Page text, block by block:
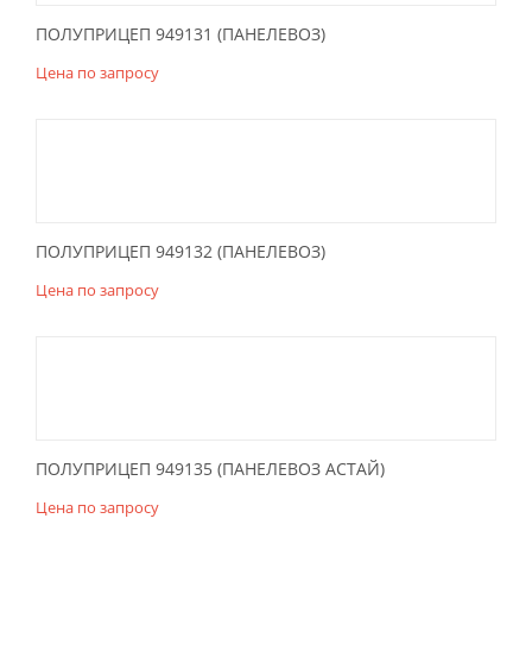
ПОЛУПРИЦЕП 949131 (ПАНЕЛЕВОЗ)
Цена по запросу
ПОЛУПРИЦЕП 949132 (ПАНЕЛЕВОЗ)
Цена по запросу
ПОЛУПРИЦЕП 949135 (ПАНЕЛЕВОЗ АСТАЙ)
Цена по запросу